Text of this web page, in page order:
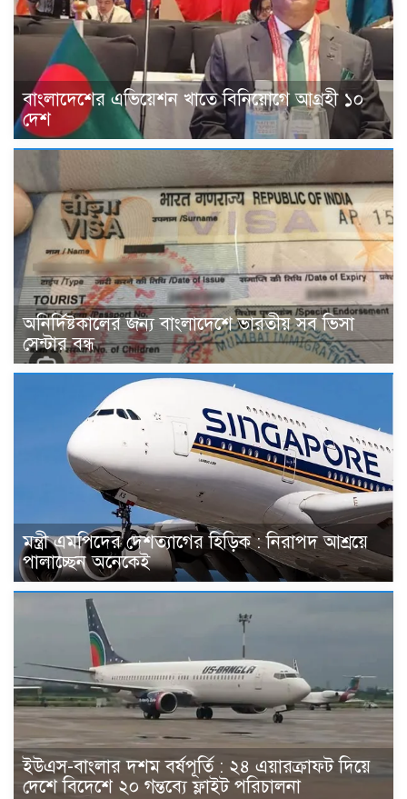
বাংলাদেশের এভিয়েশন খাতে বিনিয়োগে আগ্রহী ১০
দেশ
অনির্দিষ্টকালের জন্য বাংলাদেশে ভারতীয় সব ভিসা
সেন্টার বন্ধ
মন্ত্রী এমপিদের দেশত্যাগের হিড়িক : নিরাপদ আশ্রয়ে
পালাচ্ছেন অনেকেই
ইউএস-বাংলার দশম বর্ষপূর্তি : ২৪ এয়ারক্রাফট দিয়ে
দেশে বিদেশে ২০ গন্তব্যে ফ্লাইট পরিচালনা